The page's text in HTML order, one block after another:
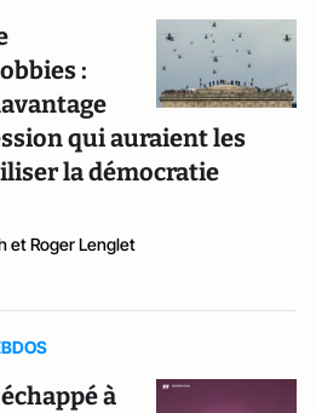
:
qui auraient les
la démocratie
et Roger Lenglet
à